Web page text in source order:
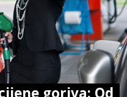
goriva: Od